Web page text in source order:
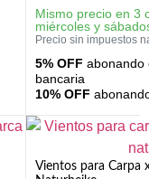
Mismo precio en 3
miércoles y
Precio sin impuestos
5% OFF abonando
bancaria
10% OFF
Vientos para Carpa